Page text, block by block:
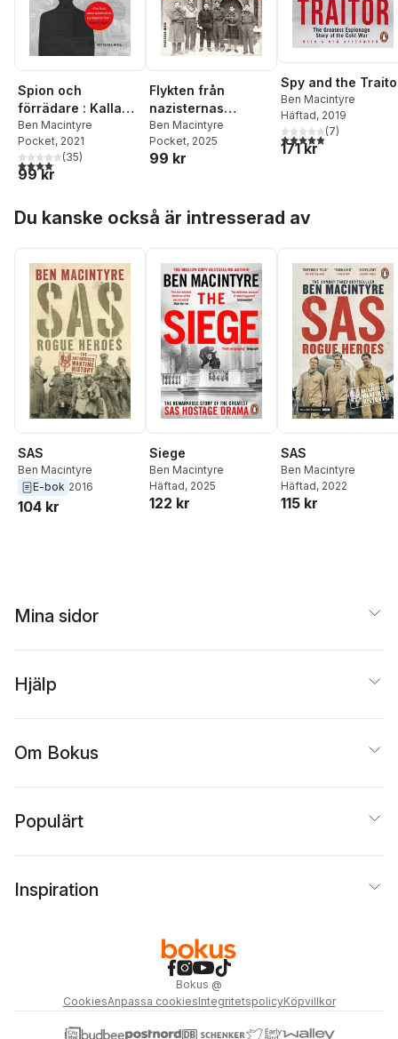
Spion och
förrädare : Kalla
krigets största
spionhistoria
Ben Macintyre
Pocket, 2021
4,1utav 5 stjärnor. Totalt antal röster:
(35)
99 kr
Flykten från
nazisternas
fängelse
Ben Macintyre
Pocket, 2025
99 kr
Spy and the
Ben Macintyre
Häftad, 2019
4,9utav 5 stjärnor.
(7)
171 kr
Du kanske också är intresserad av
SAS
Ben Macintyre
E-bok 2016
104 kr
Siege
Ben Macintyre
Häftad, 2025
122 kr
SAS
Ben Macintyre
Häftad, 2022
115 kr
Mina sidor
Hjälp
Om Bokus
Populärt
Inspiration
Bokus @
CookiesAnpassa cookiesIntegritetspolicyKöpvillkor